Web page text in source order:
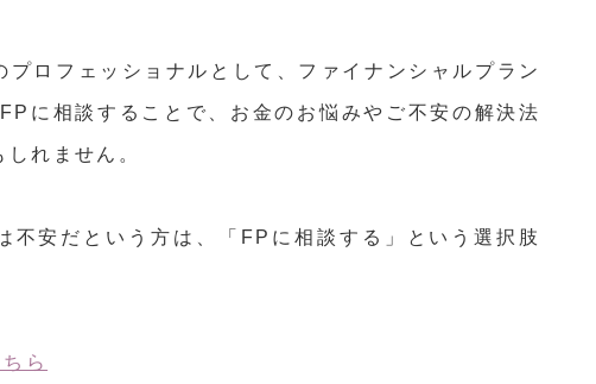
プロフェッショナルとして、ファイナンシャルプラン
に相談することで、お金のお悩みやご不安の解決法
れません。
不安だという方は、「FPに相談する」という選択肢
ら